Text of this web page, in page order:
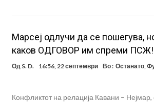
Марсеј одлучи да се пошегува,
каков ОДГОВОР им спреми
Од S. D. 16:56, 22 септември Во : Останато,
Конфликтот на релација Кавани – Нејмар,